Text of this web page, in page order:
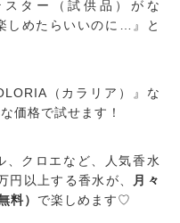
スター（試供品）がな
しめたらいいのに…』と
（カラリア）』な
価格で試せます！
、クロエなど、人気香水
以上する香水が、
月々
料） で楽しめます♡